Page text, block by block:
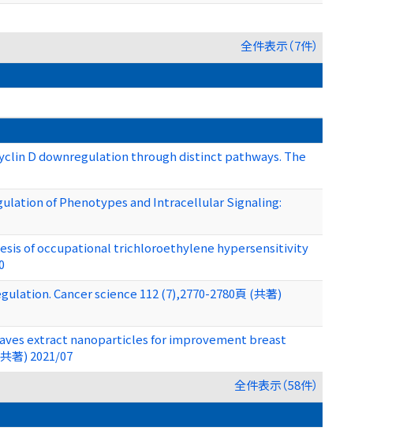
全件表示（7件）
D downregulation through distinct pathways. The
of Phenotypes and Intracellular Signaling:
of occupational trichloroethylene hypersensitivity
Cancer science 112 (7),2770-2780頁 (共著)
extract nanoparticles for improvement breast
著) 2021/07
全件表示（58件）